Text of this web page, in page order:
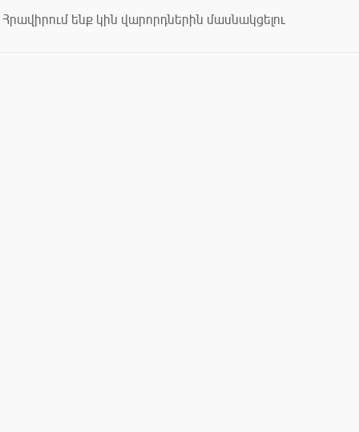
Հրավիրում ենք կին վարորդներին մասնակցելու